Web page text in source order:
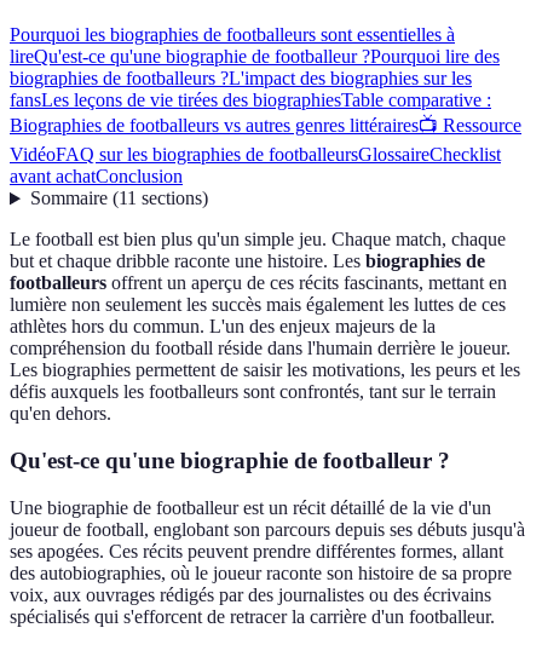
Pourquoi les biographies de footballeurs sont essentielles à
lireQu'est-ce qu'une biographie de footballeur ?Pourquoi lire des
biographies de footballeurs ?L'impact des biographies sur les
fansLes leçons de vie tirées des biographiesTable comparative :
Biographies de footballeurs vs autres genres littéraires📺 Ressource
VidéoFAQ sur les biographies de footballeursGlossaireChecklist
avant achatConclusion
Sommaire(11 sections)
Le football est bien plus qu'un simple jeu. Chaque match, chaque
but et chaque dribble raconte une histoire. Les biographies de
footballeurs offrent un aperçu de ces récits fascinants, mettant en
lumière non seulement les succès mais également les luttes de ces
athlètes hors du commun. L'un des enjeux majeurs de la
compréhension du football réside dans l'humain derrière le joueur.
Les biographies permettent de saisir les motivations, les peurs et les
défis auxquels les footballeurs sont confrontés, tant sur le terrain
qu'en dehors.
Qu'est-ce qu'une biographie de footballeur ?
Une biographie de footballeur est un récit détaillé de la vie d'un
joueur de football, englobant son parcours depuis ses débuts jusqu'à
ses apogées. Ces récits peuvent prendre différentes formes, allant
des autobiographies, où le joueur raconte son histoire de sa propre
voix, aux ouvrages rédigés par des journalistes ou des écrivains
spécialisés qui s'efforcent de retracer la carrière d'un footballeur.